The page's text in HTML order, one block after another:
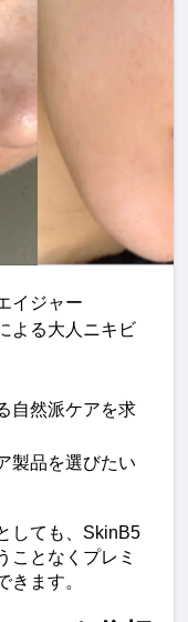
イジャー
よる大人ニキビ
自然派ケアを求
製品を選びたい
しても、SkinB5
ことなくプレミ
きます。